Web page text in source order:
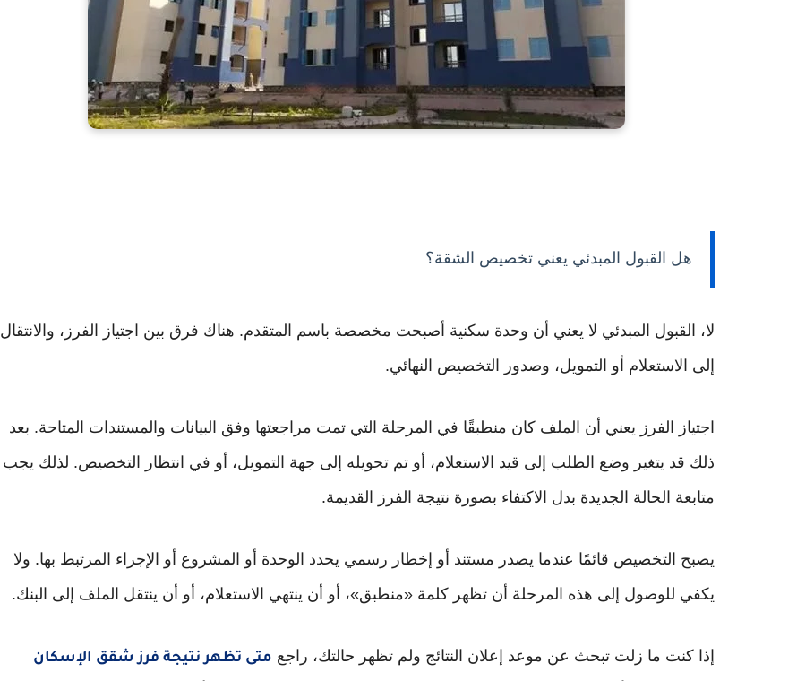
هل القبول المبدئي يعني تخصيص الشقة؟
لا، القبول المبدئي لا يعني أن وحدة سكنية أصبحت مخصصة باسم المتقدم. هناك فرق بين اجتياز الفرز، والانتقال
إلى الاستعلام أو التمويل، وصدور التخصيص النهائي.
اجتياز الفرز يعني أن الملف كان منطبقًا في المرحلة التي تمت مراجعتها وفق البيانات والمستندات المتاحة. بعد
ذلك قد يتغير وضع الطلب إلى قيد الاستعلام، أو تم تحويله إلى جهة التمويل، أو في انتظار التخصيص. لذلك يجب
متابعة الحالة الجديدة بدل الاكتفاء بصورة نتيجة الفرز القديمة.
يصبح التخصيص قائمًا عندما يصدر مستند أو إخطار رسمي يحدد الوحدة أو المشروع أو الإجراء المرتبط بها. ولا
يكفي للوصول إلى هذه المرحلة أن تظهر كلمة «منطبق»، أو أن ينتهي الاستعلام، أو أن ينتقل الملف إلى البنك.
إذا كنت ما زلت تبحث عن موعد إعلان النتائج ولم تظهر حالتك، راجع متى تظهر نتيجة فرز شقق الإسكان